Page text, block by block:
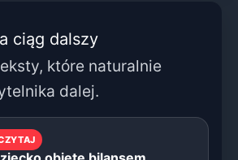
ciąg dalszy
które naturalnie
dalej.